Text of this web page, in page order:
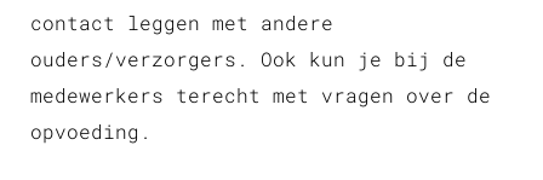
contact leggen met andere
ouders/verzorgers. Ook kun je bij de
medewerkers terecht met vragen over de
opvoeding.